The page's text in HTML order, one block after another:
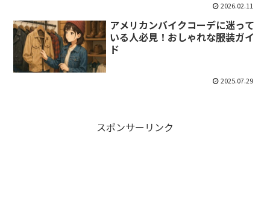
2026.02.11
アメリカンバイクコーデに迷って
いる人必見！おしゃれな服装ガイ
ド
2025.07.29
スポンサーリンク